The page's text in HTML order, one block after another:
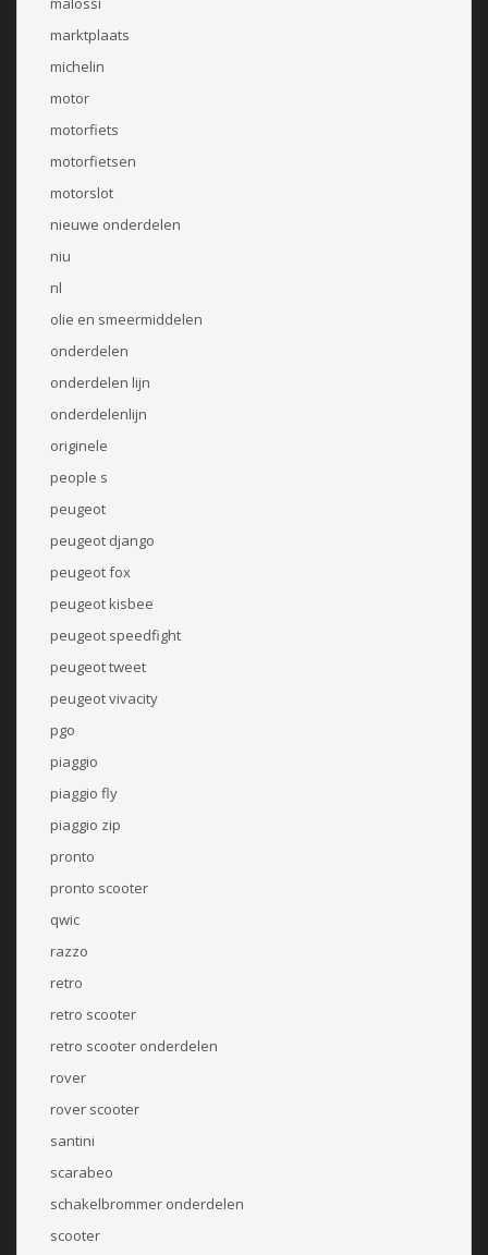
marktplaats
michelin
motor
motorfiets
motorfietsen
motorslot
nieuwe onderdelen
niu
nl
olie en smeermiddelen
onderdelen
onderdelen lijn
onderdelenlijn
originele
people s
peugeot
peugeot django
peugeot fox
peugeot kisbee
peugeot speedfight
peugeot tweet
peugeot vivacity
pgo
piaggio
piaggio fly
piaggio zip
pronto
pronto scooter
qwic
razzo
retro
retro scooter
retro scooter onderdelen
rover
rover scooter
santini
scarabeo
schakelbrommer onderdelen
scooter